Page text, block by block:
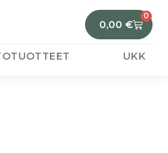
0,00 €
0
UKK